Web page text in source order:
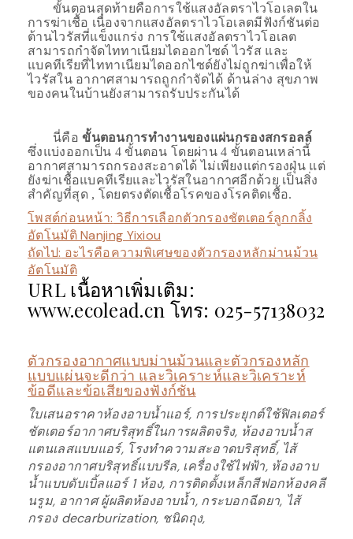
ขั้นตอนสุดท้ายคือการใช้แสงอัลตราไวโอเลตใน
การฆ่าเชื้อ เนื่องจากแสงอัลตราไวโอเลตมีฟังก์ชันต่อ
ต้านไวรัสที่แข็งแกร่ง การใช้แสงอัลตราไวโอเลต
สามารถกำจัดไททาเนียมไดออกไซด์ ไวรัส และ
แบคทีเรียที่ไททาเนียมไดออกไซด์ยังไม่ถูกฆ่าเพื่อให้
ไวรัสใน อากาศสามารถถูกกำจัดได้ ด้านล่าง สุขภาพ
ของคนในบ้านยังสามารถรับประกันได้
นี่คือขั้นตอนการทำงานของแผ่นกรองสกรอลล์
ซึ่งแบ่งออกเป็น 4 ขั้นตอน โดยผ่าน 4 ขั้นตอนเหล่านี้
อากาศสามารถกรองสะอาดได้ ไม่เพียงแต่กรองฝุ่น แต่
ยังฆ่าเชื้อแบคทีเรียและไวรัสในอากาศอีกด้วย เป็นสิ่ง
สำคัญที่สุด , โดยตรงตัดเชื้อโรคของโรคติดเชื้อ.
โพสต์ก่อนหน้า: วิธีการเลือกตัวกรองชัตเตอร์ลูกกลิ้ง
อัตโนมัติ Nanjing Yixiou
ถัดไป: อะไรคือความพิเศษของตัวกรองหลักม่านม้วน
อัตโนมัติ
URL เนื้อหาเพิ่มเติม:
www.ecolead.cn โทร: 025-57138032
ตัวกรองอากาศแบบม่านม้วนและตัวกรองหลัก
แบบแผ่นจะดีกว่า และวิเคราะห์และวิเคราะห์
ข้อดีและข้อเสียของฟังก์ชัน
ใบเสนอราคาห้องอาบน้ำแอร์, การประยุกต์ใช้ฟิลเตอร์
ชัตเตอร์อากาศบริสุทธิ์ในการผลิตจริง, ห้องอาบน้ำส
แตนเลสแบบแอร์, โรงทำความสะอาดบริสุทธิ์, ไส้
กรองอากาศบริสุทธิ์แบบรีล, เครื่องใช้ไฟฟ้า, ห้องอาบ
น้ำแบบดับเบิ้ลแอร์ 1 ห้อง, การติดตั้งเหล็กสีฟอกห้องคลี
นรูม, อากาศ ผู้ผลิตห้องอาบน้ำ, กระบอกฉีดยา, ไส้
กรอง decarburization, ชนิดถุง,